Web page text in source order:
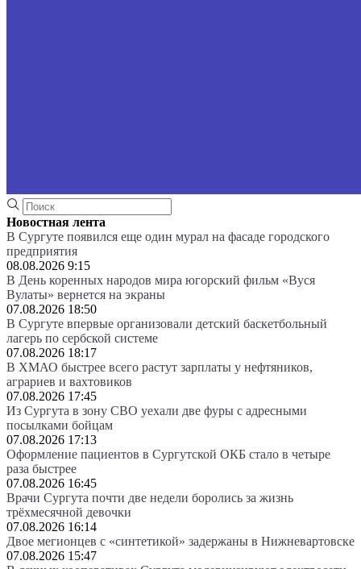
Новостная лента
В Сургуте появился еще один мурал на фасаде городского
предприятия
08.08.2026 9:15
В День коренных народов мира югорский фильм «Вуся
Вулаты» вернется на экраны
07.08.2026 18:50
В Сургуте впервые организовали детский баскетбольный
лагерь по сербской системе
07.08.2026 18:17
В ХМАО быстрее всего растут зарплаты у нефтяников,
аграриев и вахтовиков
07.08.2026 17:45
Из Сургута в зону СВО уехали две фуры с адресными
посылками бойцам
07.08.2026 17:13
Оформление пациентов в Сургутской ОКБ стало в четыре
раза быстрее
07.08.2026 16:45
Врачи Сургута почти две недели боролись за жизнь
трёхмесячной девочки
07.08.2026 16:14
Двое мегионцев с «синтетикой» задержаны в Нижневартовске
07.08.2026 15:47